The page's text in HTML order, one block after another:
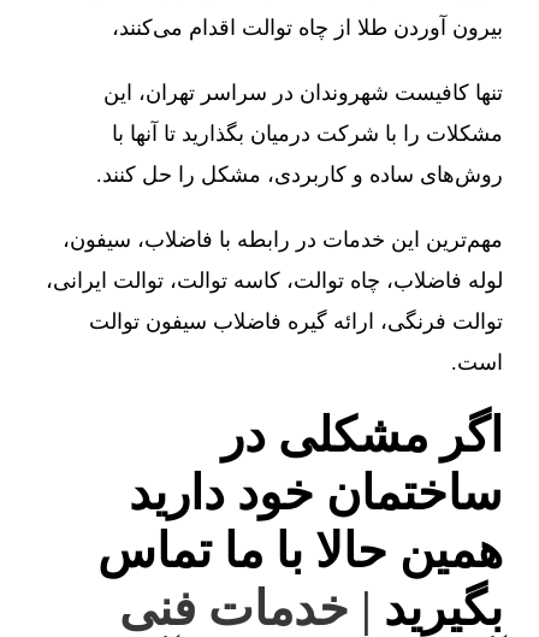
بیرون آوردن طلا از چاه توالت اقدام می‌کنند،
تنها کافیست شهروندان در سراسر تهران، این
مشکلات را با شرکت درمیان بگذارید تا آنها با
روش‌های ساده و کاربردی، مشکل را حل کنند.
مهم‌ترین این خدمات در رابطه با فاضلاب، سیفون،
لوله فاضلاب، چاه توالت، کاسه توالت، توالت ایرانی،
توالت فرنگی، ارائه گیره فاضلاب سیفون توالت
است.
اگر مشکلی در
ساختمان خود دارید
همین حالا با ما تماس
بگیرید | خدمات فنی